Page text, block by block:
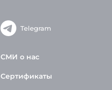
Telegram
СМИ о нас
Сертификаты